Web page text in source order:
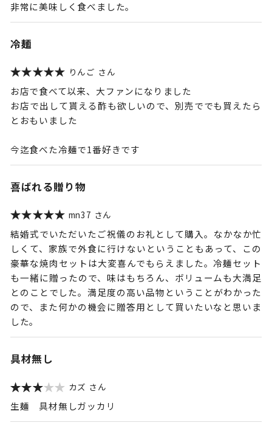
非常に美味しく食べました。
冷麺
りんご
お店で食べて以来、大ファンになりました
お店で出して貰える酢も欲しいので、別売ででも買えたら
とおもいました
今迄食べた冷麺で1番好きです
喜ばれる贈り物
mn37
結婚式でいただいたご祝儀のお礼として購入。なかなか忙
しくて、家族で外食に行けないということもあって、この
豪華な焼肉セットは大変喜んでもらえました。冷麺セット
も一緒に贈ったので、味はもちろん、ボリュームも大満足
とのことでした。満足度の高い品物ということがわかった
ので、また何かの機会に贈答用として買いたいなと思いま
した。
具材無し
カズ
生麺 具材無しガッカリ